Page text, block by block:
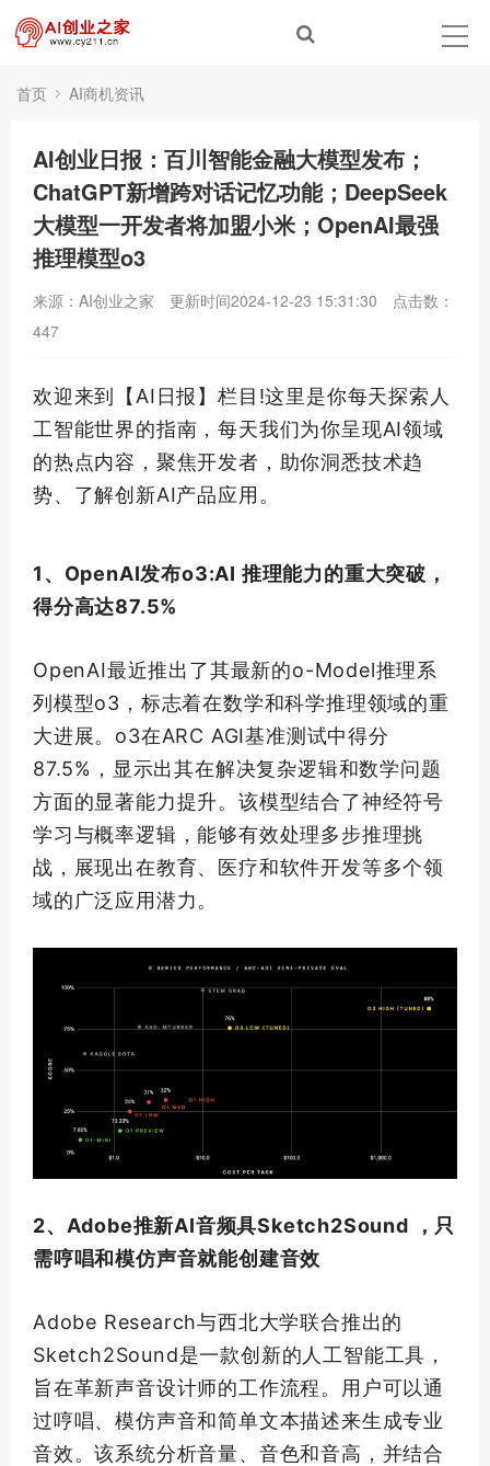
首页 AI商机资讯
AI创业日报：百川智能金融大模型发布；
ChatGPT新增跨对话记忆功能；DeepSeek
大模型一开发者将加盟小米；OpenAI最强
推理模型o3
来源：AI创业之家 更新时间2024-12-23 15:31:30
点击数：
447
欢迎来到【AI日报】栏目!这里是你每天探索人
工智能世界的指南，每天我们为你呈现AI领域
的热点内容，聚焦开发者，助你洞悉技术趋
势、了解创新AI产品应用。
1、OpenAI发布o3:AI 推理能力的重大突破，
得分高达87.5%
OpenAI最近推出了其最新的o-Model推理系
列模型o3，标志着在数学和科学推理领域的重
大进展。o3在ARC AGI基准测试中得分
87.5%，显示出其在解决复杂逻辑和数学问题
方面的显著能力提升。该模型结合了神经符号
学习与概率逻辑，能够有效处理多步推理挑
战，展现出在教育、医疗和软件开发等多个领
域的广泛应用潜力。
2、Adobe推新AI音频具Sketch2Sound ，只
需哼唱和模仿声音就能创建音效
Adobe Research与西北大学联合推出的
Sketch2Sound是一款创新的人工智能工具，
旨在革新声音设计师的工作流程。用户可以通
过哼唱、模仿声音和简单文本描述来生成专业
音效。该系统分析音量、音色和音高，并结合